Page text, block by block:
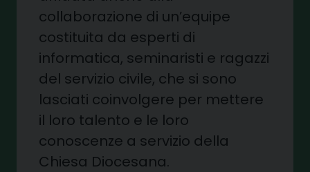
collaborazione di un’equipe
costituita da esperti di
informatica, seminaristi e ragazzi
del servizio civile, che si sono
lasciati coinvolgere per mettere
il loro talento e le loro
conoscenze a servizio della
Chiesa Diocesana.